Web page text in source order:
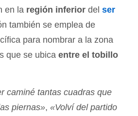
en la región inferior del ser
también se emplea de
para nombrar a la zona
que se ubica entre el tobillo
caminé tantas cuadras que
piernas», «Volví del partido